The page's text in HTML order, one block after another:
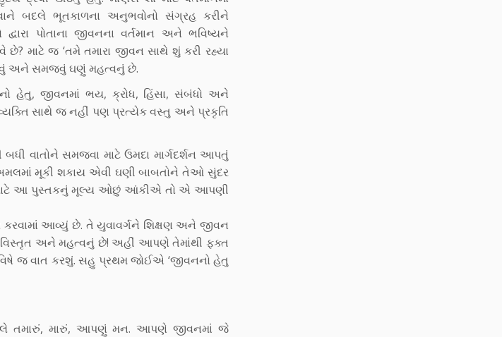
બદલે ભૂતકાળના અનુભવોનો સંગ્રહ કરીને
દ્વારા પોતાના જીવનના વર્તમાન અને ભવિષ્યને
છે? માટે જ ‘તમે તમારા જીવન સાથે શું કરી રહ્યા
અને સમજવું ઘણું મહત્વનું છે.
હેતુ, જીવનમાં ભય, ક્રોધ, હિંસા, સંબંધો અને
સાથે જ નહીં પણ પ્રત્યેક વસ્તુ અને પ્રકૃતિ
વાતોને સમજવા માટે ઉમદા માર્ગદર્શન આપતું
અમલમાં મૂકી શકાય એવી ઘણી બાબતોને તેઓ સુંદર
માટે આ પુસ્તકનું મૂલ્ય ઓછું આંકીએ તો એ આપણી
કરવામાં આવ્યું છે. તે યુવાવર્ગને શિક્ષણ અને જીવન
અને મહત્વનું છે! અહીં આપણે તેમાંથી ફક્ત
વિષે જ વાત કરશું. સહુ પ્રથમ જોઈએ ‘જીવનનો હેતુ
તમારું, મારું, આપણું મન. આપણે જીવનમાં જે